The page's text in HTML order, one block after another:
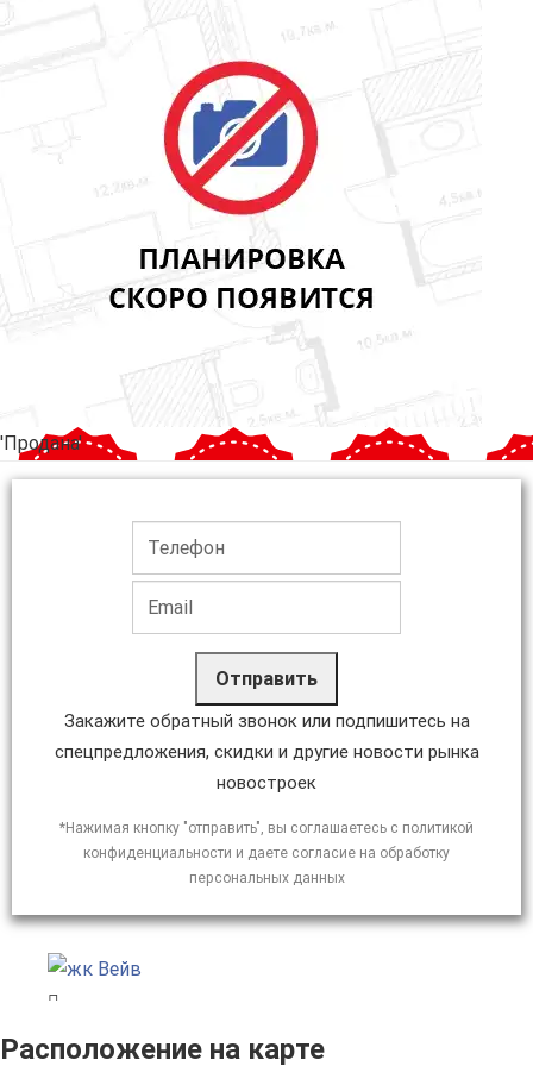
'Продана'
Отправить
Закажите обратный звонок или подпишитесь на
спецпредложения, скидки и другие новости рынка
новостроек
*Нажимая кнопку "отправить", вы соглашаетесь с политикой
конфиденциальности и даете согласие на обработку
персональных данных
Расположение на карте